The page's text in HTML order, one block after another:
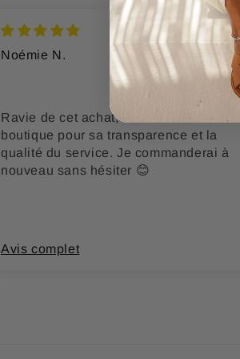
Noémie N.
Ravie de cet achat, vraiment. Merci à la
boutique pour sa transparence et la
qualité du service. Je commanderai à
nouveau sans hésiter 😊
Avis complet